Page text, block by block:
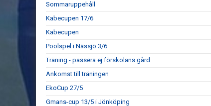
Sommaruppehåll
Kabecupen 17/6
Kabecupen
Poolspel i Nässjö 3/6
Träning - passera ej förskolans gård
Ankomst till träningen
EkoCup 27/5
Gmans-cup 13/5 i Jönköping